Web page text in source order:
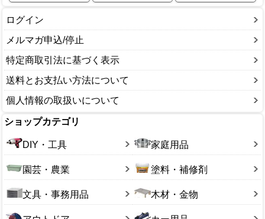
ログイン
メルマガ申込/停止
特定商取引法に基づく表示
送料とお支払い方法について
個人情報の取扱いについて
ショップカテゴリ
DIY・工具 家庭用品
園芸・農業 塗料・補修剤
文具・事務用品 木材・金物